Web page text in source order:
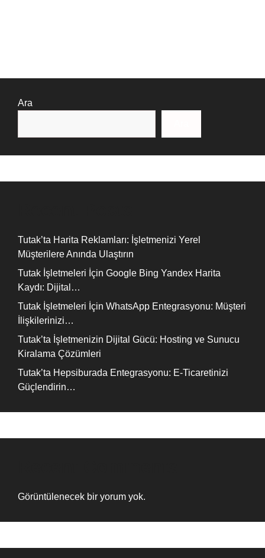
Ara
Tutak’ta Harita Reklamları: İşletmenizi Yerel
Müşterilere Anında Ulaştırın
Tutak İşletmeleri İçin Google Bing Yandex Harita
Kaydı: Dijital…
Tutak İşletmeleri İçin WhatsApp Entegrasyonu: Müşteri
İlişkilerinizi…
Tutak’ta İşletmenizin Dijital Gücü: Hosting ve Sunucu
Kiralama Çözümleri
Tutak’ta Hepsiburada Entegrasyonu: E-Ticaretinizi
Güçlendirin…
Görüntülenecek bir yorum yok.